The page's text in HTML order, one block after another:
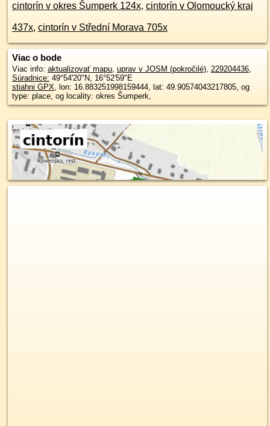
cintorín v okres Šumperk 124x, cintorín v Olomoucký kraj
437x, cintorín v Střední Morava 705x
Viac o bode
Viac info: aktualizovať mapu, uprav v JOSM (pokročilé), 229204436,
Súradnice: 49°54'20"N, 16°52'59"E
stiahni GPX, lon: 16.883251998159444, lat: 49.90574043217805, og
type: place, og locality: okres Šumperk,